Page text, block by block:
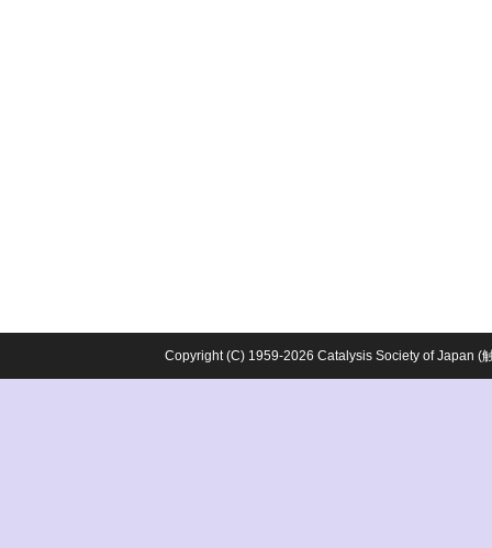
Copyright (C) 1959-2026 Catalysis Society of Japan (